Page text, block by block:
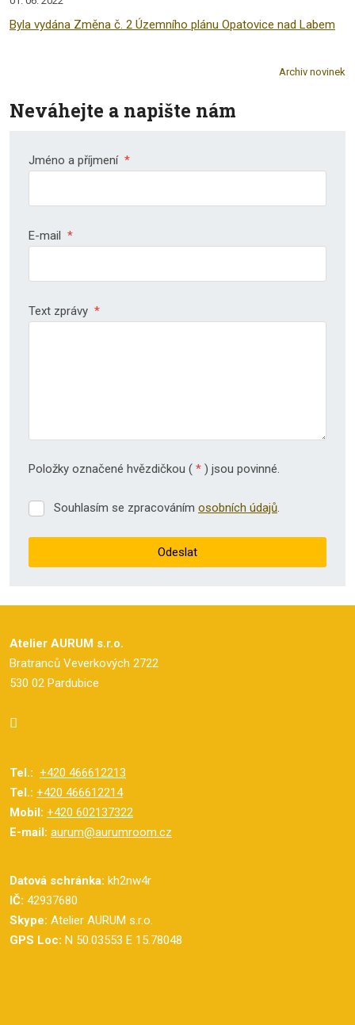
Byla vydána Změna č. 2 Územního plánu Opatovice nad Labem
Archiv novinek
Neváhejte a napište nám
Jméno a příjmení *
E-mail *
Text zprávy *
Položky označené hvězdičkou ( * ) jsou povinné.
Souhlasím
zpracováním
Souhlasím se zpracováním osobních údajů.
Odeslat
se
odeslat.
Atelier AURUM s.r.o.
Bratranců Veverkových 2722
530 02 Pardubice
Tel.: +420 466612213
Tel.: +420 466612214
Mobil: +420 602137322
E-mail: aurum@aurumroom.cz
Datová schránka: kh2nw4r
IČ: 42937680
Skype: Atelier AURUM s.r.o.
GPS Loc: N 50.03553 E 15.78048